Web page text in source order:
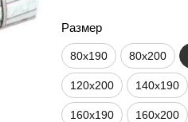
Размер
80х190 80х200
120х200 140х190
160х190 160х200